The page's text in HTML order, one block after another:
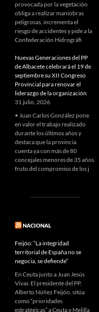
provocada por la vegetación
obliga a realizar maniobras
peligrosas, incrementa el
riesgo de accidentes y pide a la
Confederación Hidrográfi
Nuevas Generaciones del PP
de Albacete celebrará el 19 de
septiembre su XII Congreso
Provincial para renovar el
liderazgo de la organización
31 julio, 2026
• Juan Carlos González pone
en valor el trabajo realizado
durante los últimos años y
destaca que la provincia
cuenta ya con más de 80
concejales menores de 35 años
fruto del compromiso de los j
NACIONAL
Feijóo: “La integridad
territorial de España no se
negocia, se defiende”
En Ceuta junto a Juan Jesús
Vivas El presidente del PP,
Alberto Núñez Feijóo, sitúa
como “prioridades
estratégicas” a Ceuta y Melilla